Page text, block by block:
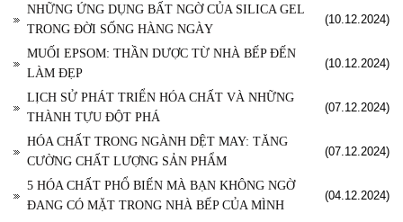
NHỮNG ỨNG DỤNG BẤT NGỜ CỦA SILICA GEL
TRONG ĐỜI SỐNG HÀNG NGÀY
(10.12.2024)
MUỐI EPSOM: THẦN DƯỢC TỪ NHÀ BẾP ĐẾN
LÀM ĐẸP
(10.12.2024)
LỊCH SỬ PHÁT TRIỂN HÓA CHẤT VÀ NHỮNG
THÀNH TỰU ĐỘT PHÁ
(07.12.2024)
HÓA CHẤT TRONG NGÀNH DỆT MAY: TĂNG
CƯỜNG CHẤT LƯỢNG SẢN PHẨM
(07.12.2024)
5 HÓA CHẤT PHỔ BIẾN MÀ BẠN KHÔNG NGỜ
ĐANG CÓ MẶT TRONG NHÀ BẾP CỦA MÌNH
(04.12.2024)